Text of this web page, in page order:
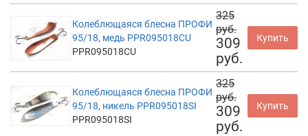
Колеблющаяся блесна ПРОФИ
95/18, медь PPR095018CU
PPR095018CU
325
руб.
309
руб.
Купить
Колеблющаяся блесна ПРОФИ
95/18, никель PPR095018SI
PPR095018SI
325
руб.
309
руб.
Купить